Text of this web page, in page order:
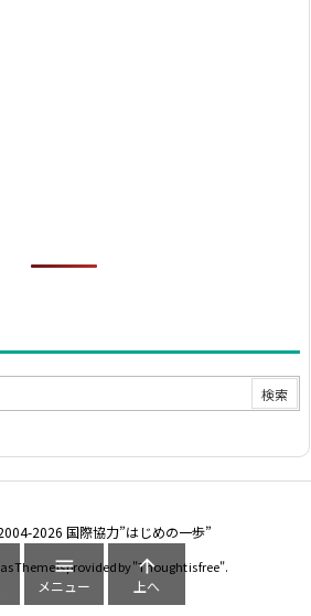
-2026 国際協力”はじめの一歩”
Theme is provided by "Thought is free".

メニュー

上へ